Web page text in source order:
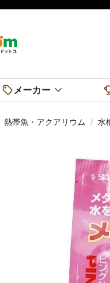
メーカー
熱帯魚・アクアリウム 水